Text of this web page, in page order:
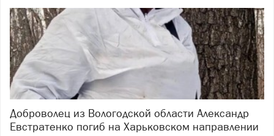
Доброволец из Вологодской области Александр
Евстратенко погиб на Харьковском направлении